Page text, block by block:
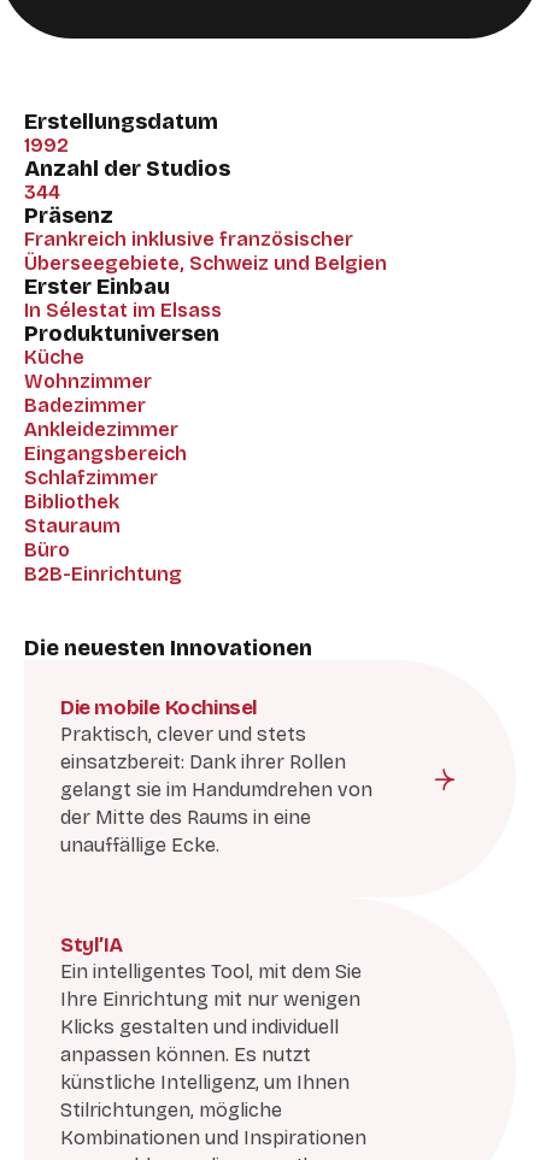
Erstellungsdatum
1992
Anzahl der Studios
344
Präsenz
Frankreich inklusive französischer
Überseegebiete, Schweiz und Belgien
Erster Einbau
In Sélestat im Elsass
Produktuniversen
Küche
Wohnzimmer
Badezimmer
Ankleidezimmer
Eingangsbereich
Schlafzimmer
Bibliothek
Stauraum
Büro
B2B-Einrichtung
Die neuesten Innovationen
Die mobile Kochinsel
Praktisch, clever und stets
einsatzbereit: Dank ihrer Rollen
gelangt sie im Handumdrehen von
der Mitte des Raums in eine
unauffällige Ecke.
Styl’IA
Ein intelligentes Tool, mit dem Sie
Ihre Einrichtung mit nur wenigen
Klicks gestalten und individuell
anpassen können. Es nutzt
künstliche Intelligenz, um Ihnen
Stilrichtungen, mögliche
Kombinationen und Inspirationen